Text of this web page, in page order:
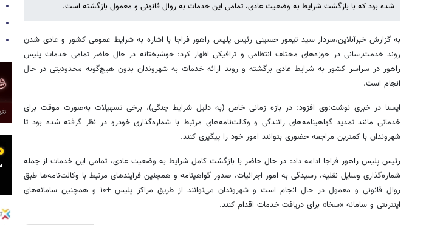
شده بود که با بازگشت شرایط به وضعیت عادی، تمامی این خدمات به روال قانونی و معمول بازگشته است.
به گزارش خبرآنلاین،سردار سید تیمور حسینی رئیس پلیس راهور فراجا با اشاره به شرایط عمومی کشور و عادی شدن
روند خدمت‌رسانی در حوزه‌های مختلف انتظامی و ترافیکی اظهار کرد: خوشبختانه در حال حاضر تمامی خدمات پلیس
راهور در سراسر کشور به شرایط عادی برگشته و روند ارائه خدمات به شهروندان بدون هیچ‌گونه محدودیتی در حال
انجام است.
ایسنا در خبری نوشت:وی افزود: در بازه زمانی خاص (به‌ دلیل شرایط جنگی)، برخی تسهیلات به‌صورت موقت برای
خدماتی مانند تمدید گواهینامه‌های رانندگی و وکالت‌نامه‌های مرتبط با شماره‌گذاری خودرو در نظر گرفته شده بود تا
شهروندان با کمترین مراجعه حضوری بتوانند امور خود را پیگیری کنند.
رئیس پلیس راهور فراجا ادامه داد: در حال حاضر با بازگشت کامل شرایط به وضعیت عادی، تمامی این خدمات از جمله
شماره‌گذاری وسایل نقلیه، رسیدگی به امور اجرائیات، صدور گواهینامه و همچنین فرآیندهای مرتبط با وکالت‌نامه‌ها طبق
روال قانونی و معمول در حال انجام است و شهروندان می‌توانند از طریق مراکز پلیس +۱۰ و همچنین سامانه‌های
اینترنتی و سامانه «سخا» برای دریافت خدمات اقدام کنند.